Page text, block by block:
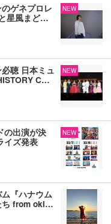
ゲネプロレ
星風まど…
NEW
聴 日本ミュ
C…
NEW
の出演が決
イズ発表
NEW
『ハナウム
ち from oki…